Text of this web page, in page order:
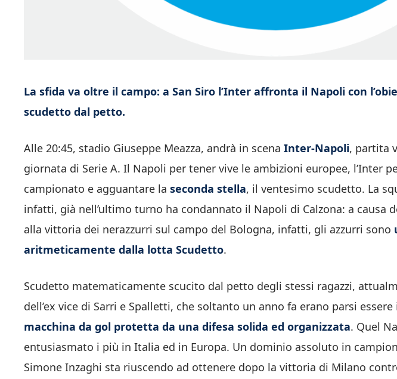
La sfida va oltre il campo: a San Siro l’Inter affronta il Napoli con
scudetto dal petto.
Alle 20:45, stadio Giuseppe Meazza, andrà in scena Inter-Napoli, partita
giornata di Serie A. Il Napoli per tener vive le ambizioni europee, l’Inter
campionato e agguantare la seconda stella, il ventesimo scudetto. La
infatti, già nell’ultimo turno ha condannato il Napoli di Calzona: a causa
alla vittoria dei nerazzurri sul campo del Bologna, infatti, gli azzurri sono
aritmeticamente dalla lotta Scudetto.
Scudetto matematicamente scucito dal petto degli stessi ragazzi,
dell’ex vice di Sarri e Spalletti, che soltanto un anno fa erano parsi
macchina da gol protetta da una difesa solida ed organizzata. Quel
entusiasmato i più in Italia ed in Europa. Un dominio assoluto in
Simone Inzaghi sta riuscendo ad ottenere dopo la vittoria di Milano